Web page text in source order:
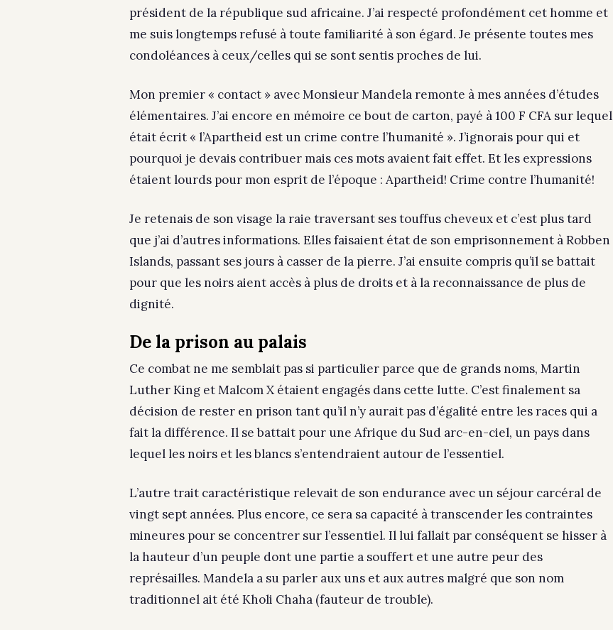
président de la république sud africaine. J’ai respecté profondément cet homme et
me suis longtemps refusé à toute familiarité à son égard. Je présente toutes mes
condoléances à ceux/celles qui se sont sentis proches de lui.
Mon premier « contact » avec Monsieur Mandela remonte à mes années d’études
élémentaires. J’ai encore en mémoire ce bout de carton, payé à 100 F CFA sur lequel
était écrit « l’Apartheid est un crime contre l’humanité ». J’ignorais pour qui et
pourquoi je devais contribuer mais ces mots avaient fait effet. Et les expressions
étaient lourds pour mon esprit de l’époque : Apartheid! Crime contre l’humanité!
Je retenais de son visage la raie traversant ses touffus cheveux et c’est plus tard
que j’ai d’autres informations. Elles faisaient état de son emprisonnement à Robben
Islands, passant ses jours à casser de la pierre. J’ai ensuite compris qu’il se battait
pour que les noirs aient accès à plus de droits et à la reconnaissance de plus de
dignité.
De la prison au palais
Ce combat ne me semblait pas si particulier parce que de grands noms, Martin
Luther King et Malcom X étaient engagés dans cette lutte. C’est finalement sa
décision de rester en prison tant qu’il n’y aurait pas d’égalité entre les races qui a
fait la différence. Il se battait pour une Afrique du Sud arc-en-ciel, un pays dans
lequel les noirs et les blancs s’entendraient autour de l’essentiel.
L’autre trait caractéristique relevait de son endurance avec un séjour carcéral de
vingt sept années. Plus encore, ce sera sa capacité à transcender les contraintes
mineures pour se concentrer sur l’essentiel. Il lui fallait par conséquent se hisser à
la hauteur d’un peuple dont une partie a souffert et une autre peur des
représailles. Mandela a su parler aux uns et aux autres malgré que son nom
traditionnel ait été Kholi Chaha (fauteur de trouble).